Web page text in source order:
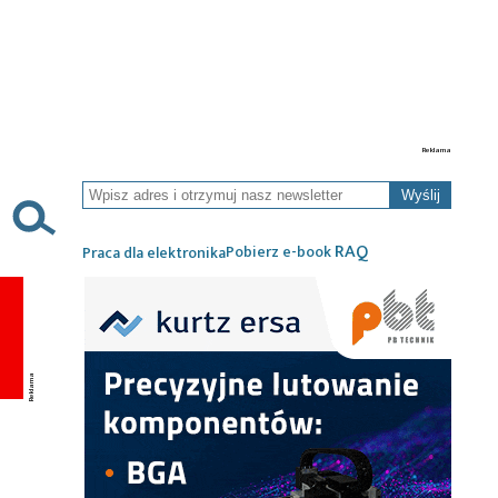
Wyślij
Praca dla elektronikaPobierz e-bookRAQ